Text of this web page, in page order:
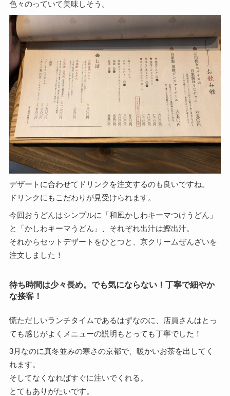
色々のっていて美味しそう。
デザートに合わせてドリンクを注文するのも良いですね。
ドリンクにもこだわりが見受けられます。
今回おうどんはシンプルに「和風かしわキーマつけうどん」
と「かしわキーマうどん」、それぞれ出汁は鰹出汁。
それからセットデザートをひとつと、京クリームぜんざいを
注文しました！
待ち時間は少々長め。でも気にならない！丁寧で細やか
な接客！
慌ただしいランチタイムであるはずなのに、店員さんはとっ
ても感じがよくメニューの説明もとっても丁寧でした！
3月なのに真冬並みの寒さの京都で、暖かいお茶を出してく
れます。
そしてなくなればすぐに注いでくれる。
とてもありがたいです。